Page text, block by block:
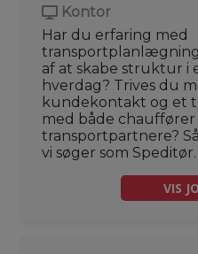
Kontor
Har du erfaring med
af at skabe struktur i
hverdag? Trives du
kundekontakt og et
med både chauffører
transportpartnere?
vi søger som Speditør.
VIS